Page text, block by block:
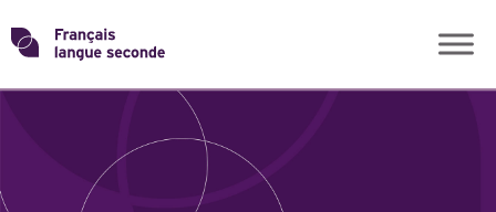
Skip
toTransformons
THÈMES